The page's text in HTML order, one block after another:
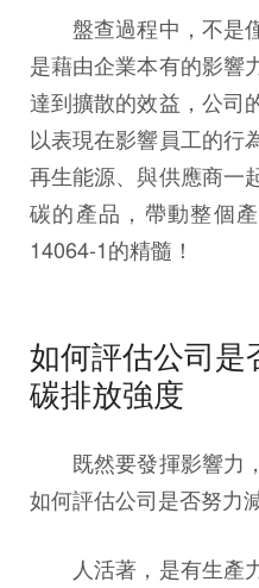
盤查過程中，不是
是藉由企業本有的影響
達到擴散的效益，公司
以表現在影響員工的行
再生能源、與供應商一
碳的產品，帶動整個
14064-1的精髓！
如何評估公司是
碳排放強度
既然要發揮影響力，
如何評估公司是否努力
人活著，是有生產力